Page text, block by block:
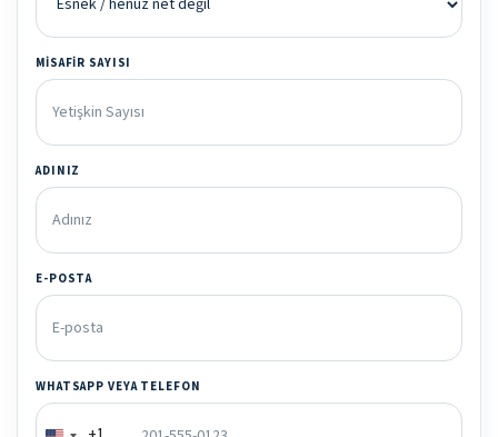
MISAFIR SAYISI
ADINIZ
E-POSTA
WHATSAPP VEYA TELEFON